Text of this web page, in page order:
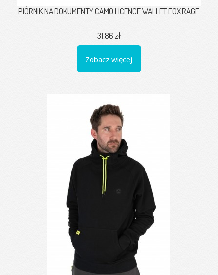
PIÓRNIK NA DOKUMENTY CAMO LICENCE WALLET FOX RAGE
31,86 zł
Zobacz więcej